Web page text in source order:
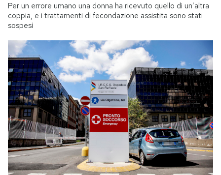
Per un errore umano una donna ha ricevuto quello di un’altra
coppia, e i trattamenti di fecondazione assistita sono stati
sospesi